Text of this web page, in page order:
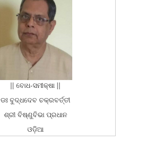
SOCIAL_POST
0
|| ବୋଧ-ସମୀକ୍ଷା ||
ଡଃ ବୁଦ୍ଧଦେବ ଚକ୍ରବର୍ତ୍ତୀ
ଶ୍ରୀ ବିଷ୍ଣୁବିଭା ପ୍ରଧାନ
ଓଡ଼ିଆ